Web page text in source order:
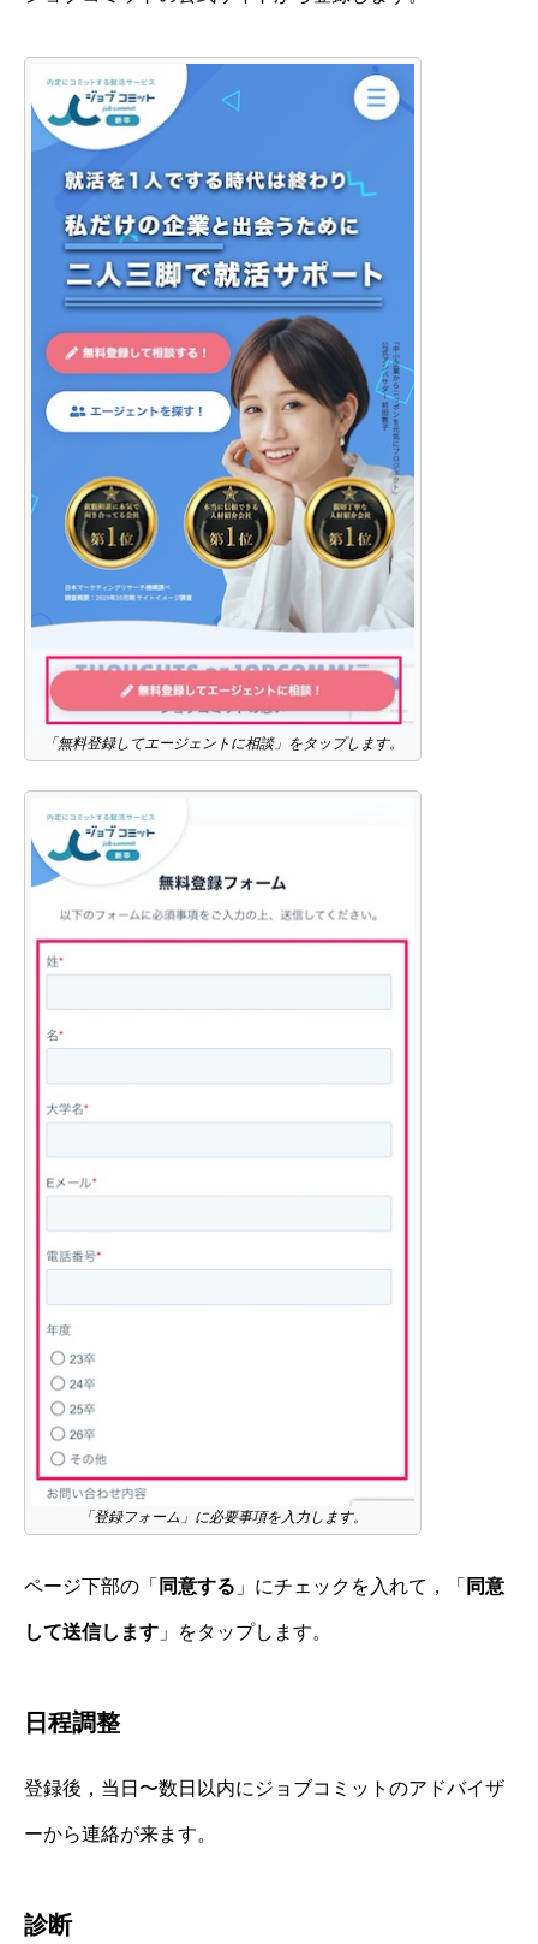
「無料登録してエージェントに相談」をタップします。
「登録フォーム」に必要事項を入力します。
ページ下部の「 同意する 」にチェックを入れて，「 同意
して送信します 」をタップします。
日程調整
登録後，当日〜数日以内にジョブコミットのアドバイザ
ーから連絡が来ます。
診断